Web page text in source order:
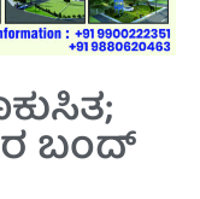
ಬಂದ್